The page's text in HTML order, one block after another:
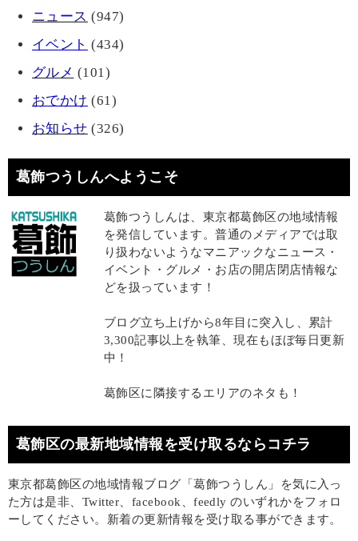
ニュース (947)
イベント (434)
グルメ (101)
おでかけ (61)
お知らせ (326)
葛飾つうしんへようこそ
葛飾つうしんは、東京都葛飾区の地域情報
を発信しています。普通のメディアでは取
り扱わないようなマニアックなニュース・
イベント・グルメ・お店の開店閉店情報な
どを扱っています！
ブログ立ち上げから8年目に突入し、累計
3,300記事以上を執筆、現在もほぼ毎日更新
中！
葛飾区に隣接するエリアのネタも！
葛飾区の最新地域情報を受け取るならコチラ
東京都葛飾区の地域情報ブログ「葛飾つうしん」を気に入っ
た方は是非、Twitter、facebook、feedly のいずれかをフォロ
ーしてください。新着の更新情報を受け取る事ができます。